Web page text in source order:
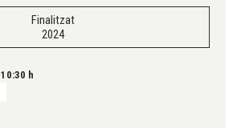
Finalitzat
2024
10:30 h